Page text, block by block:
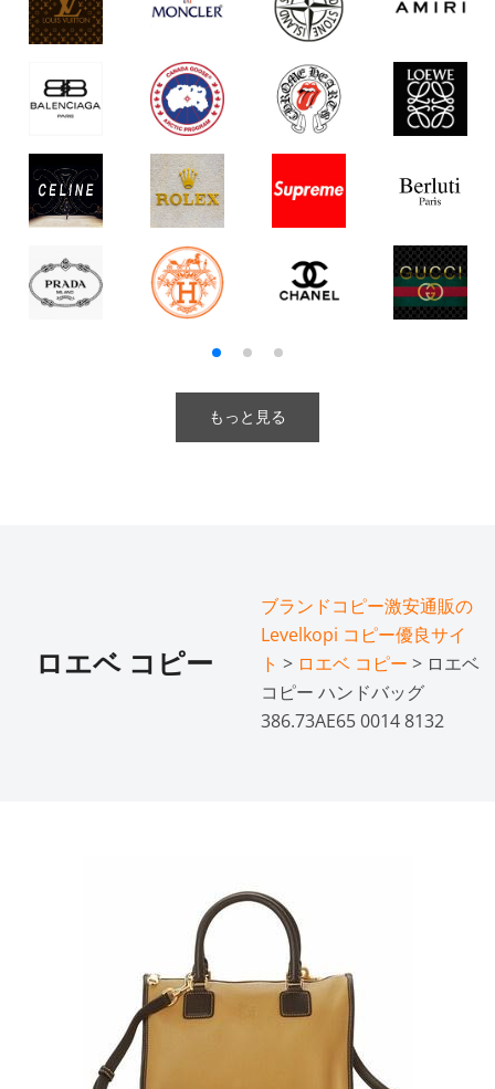
もっと見る
ロエベ コピー
ブランドコピー激安通販の
Levelkopi コピー優良サイ
ト > ロエベ コピー > ロエベ
コピー ハンドバッグ
386.73AE65 0014 8132